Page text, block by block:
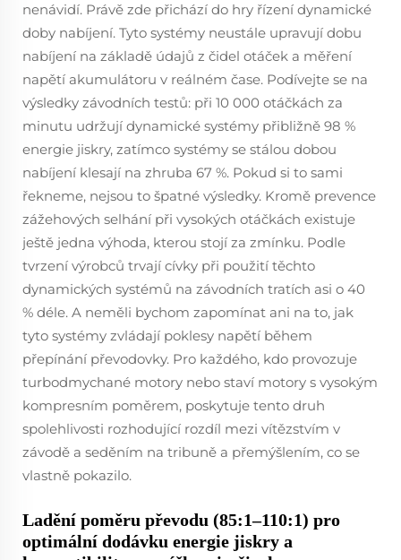
nenávidí. Právě zde přichází do hry řízení dynamické
doby nabíjení. Tyto systémy neustále upravují dobu
nabíjení na základě údajů z čidel otáček a měření
napětí akumulátoru v reálném čase. Podívejte se na
výsledky závodních testů: při 10 000 otáčkách za
minutu udržují dynamické systémy přibližně 98 %
energie jiskry, zatímco systémy se stálou dobou
nabíjení klesají na zhruba 67 %. Pokud si to sami
řekneme, nejsou to špatné výsledky. Kromě prevence
zážehových selhání při vysokých otáčkách existuje
ještě jedna výhoda, kterou stojí za zmínku. Podle
tvrzení výrobců trvají cívky při použití těchto
dynamických systémů na závodních tratích asi o 40
% déle. A neměli bychom zapomínat ani na to, jak
tyto systémy zvládají poklesy napětí během
přepínání převodovky. Pro každého, kdo provozuje
turbodmychané motory nebo staví motory s vysokým
kompresním poměrem, poskytuje tento druh
spolehlivosti rozhodující rozdíl mezi vítězstvím v
závodě a seděním na tribuně a přemýšlením, co se
vlastně pokazilo.
Ladění poměru převodu (85:1–110:1) pro
optimální dodávku energie jiskry a